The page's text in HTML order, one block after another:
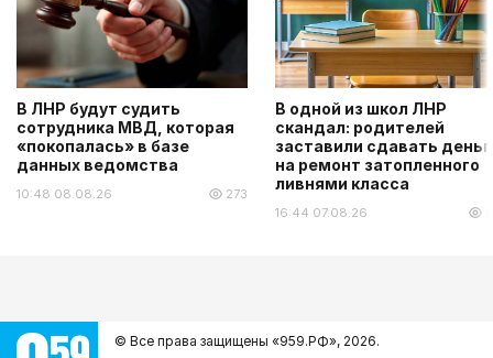
В ЛНР будут судить
сотрудника МВД, которая
«покопалась» в базе
данных ведомства
10:48 08.08.26 273
В одной из школ ЛНР
скандал: родителей
заставили сдавать
на ремонт затопленного
ливнями класса
16:44 07.08.26
© Все права защищены «959.РФ», 2026.